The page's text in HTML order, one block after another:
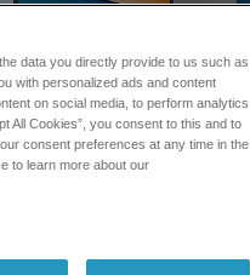
data you directly provide to us such as
with personalized ads and content
on social media, to perform analytics
All Cookies”, you consent to this and to
consent preferences at any time in the
to learn more about our